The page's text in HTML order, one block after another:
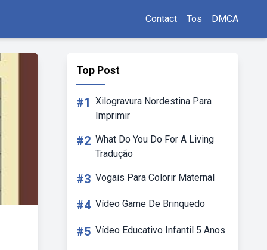
Contact Tos DMCA
Top Post
#1 Xilogravura Nordestina Para
Imprimir
#2 What Do You Do For A Living
Tradução
#3 Vogais Para Colorir Maternal
#4 Vídeo Game De Brinquedo
#5 Vídeo Educativo Infantil 5 Anos